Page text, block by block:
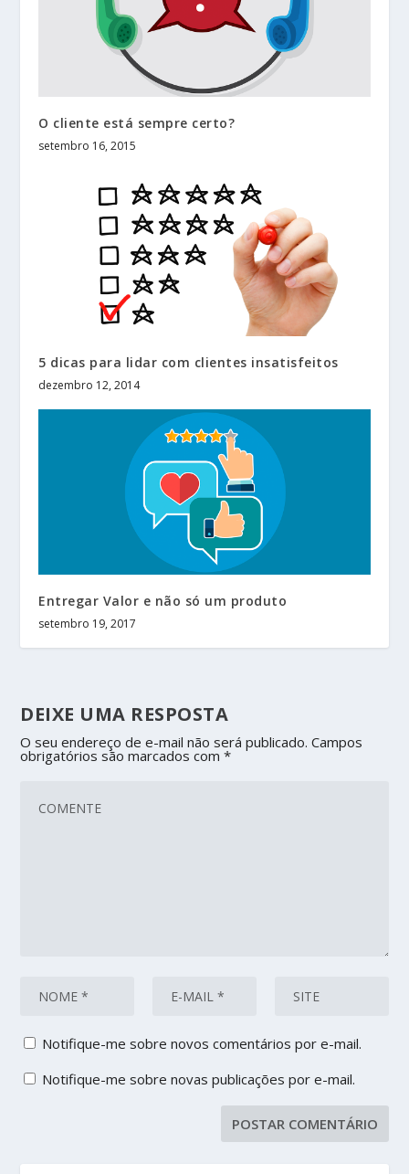
O cliente está sempre certo?
setembro 16, 2015
5 dicas para lidar com clientes insatisfeitos
dezembro 12, 2014
Entregar Valor e não só um produto
setembro 19, 2017
DEIXE UMA RESPOSTA
O seu endereço de e-mail não será publicado. Campos
obrigatórios são marcados com*
Notifique-me sobre novos comentários por e-mail.
Notifique-me sobre novas publicações por e-mail.